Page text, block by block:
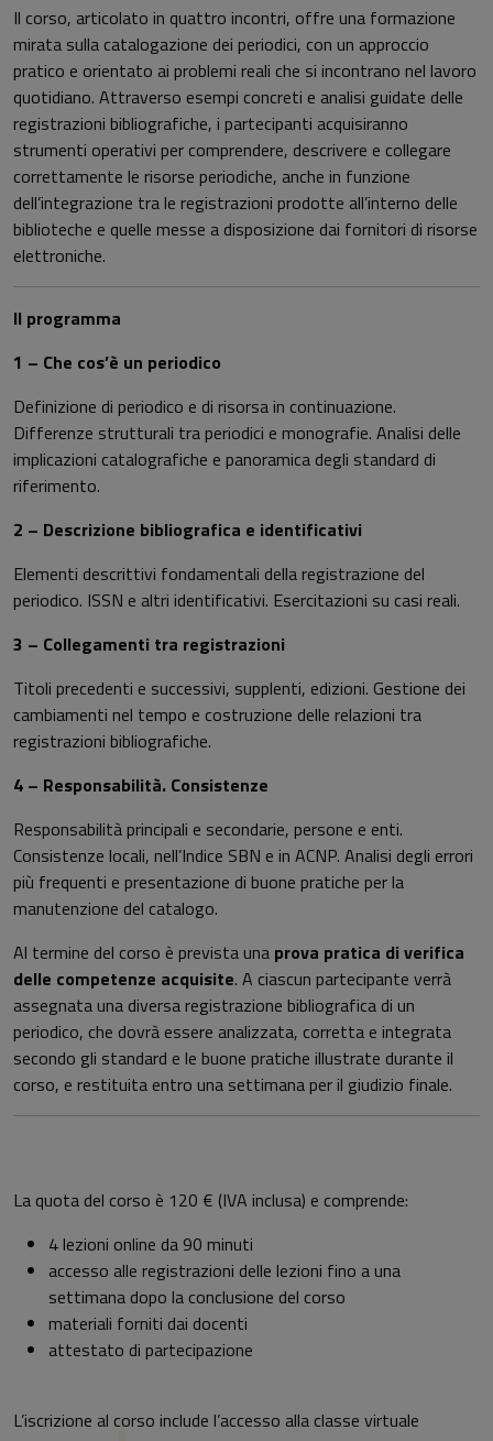
Il corso, articolato in quattro incontri, offre una formazione
mirata sulla catalogazione dei periodici, con un approccio
pratico e orientato ai problemi reali che si incontrano nel lavoro
quotidiano. Attraverso esempi concreti e analisi guidate delle
registrazioni bibliografiche, i partecipanti acquisiranno
strumenti operativi per comprendere, descrivere e collegare
correttamente le risorse periodiche, anche in funzione
dell’integrazione tra le registrazioni prodotte all’interno delle
biblioteche e quelle messe a disposizione dai fornitori di risorse
elettroniche.
Il programma
1 – Che cos’è un periodico
Definizione di periodico e di risorsa in continuazione.
Differenze strutturali tra periodici e monografie. Analisi delle
implicazioni catalografiche e panoramica degli standard di
riferimento.
2 – Descrizione bibliografica e identificativi
Elementi descrittivi fondamentali della registrazione del
periodico. ISSN e altri identificativi. Esercitazioni su casi reali.
3 – Collegamenti tra registrazioni
Titoli precedenti e successivi, supplenti, edizioni. Gestione dei
cambiamenti nel tempo e costruzione delle relazioni tra
registrazioni bibliografiche.
4 – Responsabilità. Consistenze
Responsabilità principali e secondarie, persone e enti.
Consistenze locali, nell’Indice SBN e in ACNP. Analisi degli errori
più frequenti e presentazione di buone pratiche per la
manutenzione del catalogo.
Al termine del corso è prevista una prova pratica di verifica
delle competenze acquisite. A ciascun partecipante verrà
assegnata una diversa registrazione bibliografica di un
periodico, che dovrà essere analizzata, corretta e integrata
secondo gli standard e le buone pratiche illustrate durante il
corso, e restituita entro una settimana per il giudizio finale.
La quota del corso è 120 € (IVA inclusa) e comprende:
4 lezioni online da 90 minuti
accesso alle registrazioni delle lezioni fino a una
settimana dopo la conclusione del corso
materiali forniti dai docenti
attestato di partecipazione
L’iscrizione al corso include l’accesso alla classe virtuale